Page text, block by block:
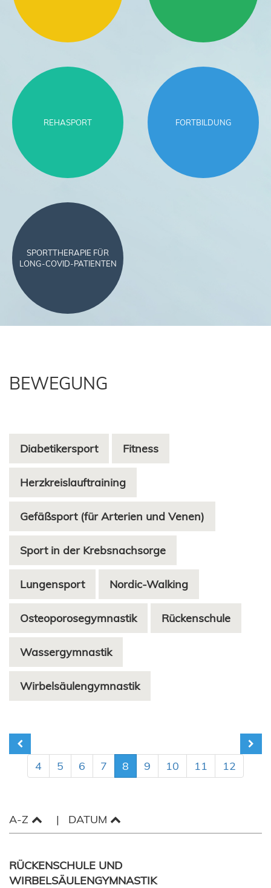
REHASPORT FORTBILDUNG
SPORTTHERAPIE FÜR
LONG-COVID-PATIENTEN
BEWEGUNG
Diabetikersport Fitness
Herzkreislauftraining
Gefäßsport (für Arterien und Venen)
Sport in der Krebsnachsorge
Lungensport Nordic-Walking
Osteoporosegymnastik Rückenschule
Wassergymnastik
Wirbelsäulengymnastik
4 5 6 7 8 9 10 11 12
A-Z DATUM
RÜCKENSCHULE UND
WIRBELSÄULENGYMNASTIK